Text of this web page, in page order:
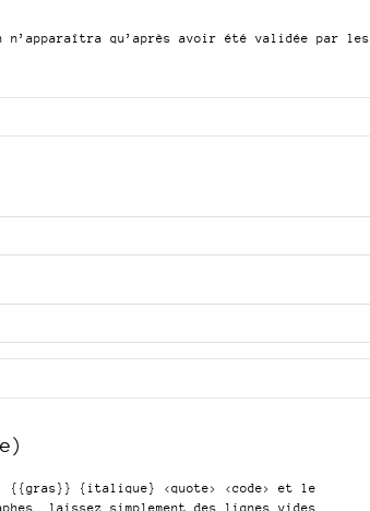
qu’après avoir été validée par les
{italique} <quote> <code>
et le
laissez simplement des lignes vides.